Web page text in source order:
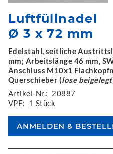
Luftfüllnadel
Ø 3 x 72 mm
Edelstahl, seitliche
mm; Arbeitslänge 46 mm,
Anschluss M10x1
Querschieber (lose beigelegt
Artikel-Nr.: 20887
VPE:
1 Stück